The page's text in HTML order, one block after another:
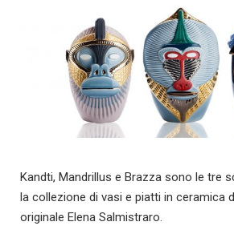
Kandti, Mandrillus e Brazza sono le tre
la collezione di vasi e piatti in ceramica
originale Elena Salmistraro.